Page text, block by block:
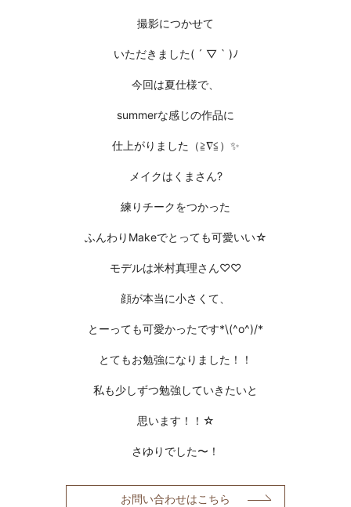
撮影につかせて
いただきました( ´ ▽ ` )ﾉ
今回は夏仕様で、
summerな感じの作品に
仕上がりました（≧∇≦）✨
メイクはくまさん?
練りチークをつかった
ふんわりMakeでとっても可愛いい☆
モデルは米村真理さん♡♡
顔が本当に小さくて、
とーっても可愛かったです*\(^o^)/*
とてもお勉強になりました！！
私も少しずつ勉強していきたいと
思います！！☆
さゆりでした〜！
お問い合わせはこちら